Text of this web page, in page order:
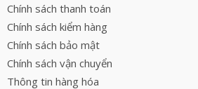
Chính sách thanh toán
Chính sách kiểm hàng
Chính sách bảo mật
Chính sách vận chuyển
Thông tin hàng hóa